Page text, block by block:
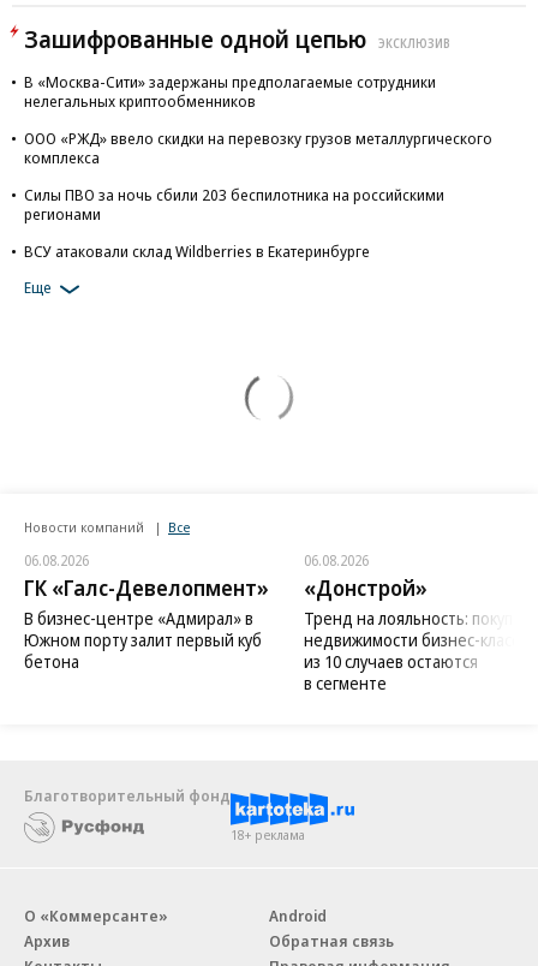
Зашифрованные одной цепью ЭКСКЛЮЗИВ
В «Москва-Сити» задержаны предполагаемые сотрудники
нелегальных криптообменников
ООО «РЖД» ввело скидки на перевозку грузов металлургического
комплекса
Силы ПВО за ночь сбили 203 беспилотника на российскими
регионами
ВСУ атаковали склад Wildberries в Екатеринбурге
Еще
Новости компаний Все
06.08.2026
ГК «Галс-Девелопмент»
В бизнес-центре «Адмирал» в
Южном порту залит первый куб
бетона
06.08.2026
«Донстрой»
Тренд на лояльность:
недвижимости бизнес-класса
из 10 случаев остаются
в сегменте
Благотворительный фонд
18+ реклама
О «Коммерсанте»
Архив
Android
Обратная связь